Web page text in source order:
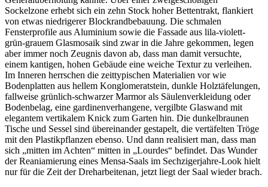
Sockelzone erhebt sich ein zehn Stock hoher Bettentrakt, flankiert
von etwas niedrigerer Blockrandbebauung. Die schmalen
Fensterprofile aus Aluminium sowie die Fassade aus lila-violett-
grün-grauem Glasmosaik sind zwar in die Jahre gekommen, legen
aber immer noch Zeugnis davon ab, dass man damit versuchte,
einem kantigen, hohen Gebäude eine weiche Textur zu verleihen.
Im Inneren herrschen die zeittypischen Materialien vor wie
Bodenplatten aus hellem Konglomeratstein, dunkle Holztäfelungen,
fallweise grünlich-schwarzer Marmor als Säulenverkleidung oder
Bodenbelag, eine gardinenverhangene, vergilbte Glaswand mit
elegantem vertikalem Knick zum Garten hin. Die dunkelbraunen
Tische und Sessel sind übereinander gestapelt, die vertäfelten Tröge
mit den Plastikpflanzen ebenso. Und dann realisiert man, dass man
sich „mitten im Achten“ mitten in „Lourdes“ befindet. Das Wunder
der Reaniamierung eines Mensa-Saals im Sechzigerjahre-Look hielt
nur für die Zeit der Dreharbeitenan, jetzt liegt der Saal wieder brach.